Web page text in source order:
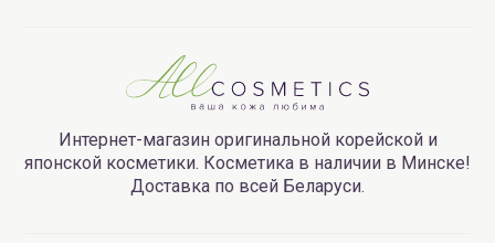
Интернет-магазин оригинальной корейской и
японской косметики. Косметика в наличии в Минске!
Доставка по всей Беларуси.